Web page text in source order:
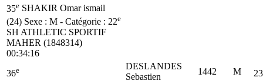
35e SHAKIR Omar ismail
(24) Sexe : M - Catégorie : 22e
SH ATHLETIC SPORTIF
MAHER (1848314)
00:34:16
36e
DESLANDES
Sebastien
1442 M
23